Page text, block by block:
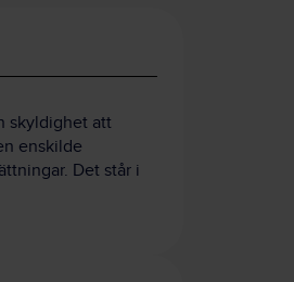
skyldighet att
enskilde
Det står i